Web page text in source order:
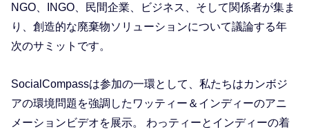
NGO、INGO、民間企業、ビジネス、そして関係者が集ま
り、創造的な廃棄物ソリューションについて議論する年
次のサミットです。
SocialCompassは参加の一環として、私たちはカンボジ
アの環境問題を強調したワッティー＆インディーのアニ
メーションビデオを展示。 わっティーとインディーの着